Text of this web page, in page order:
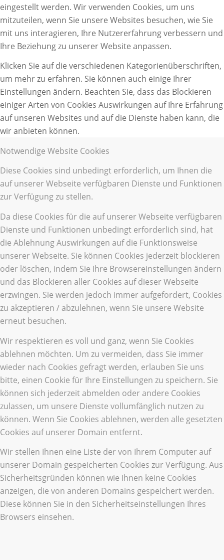
eingestellt werden. Wir verwenden Cookies, um uns
mitzuteilen, wenn Sie unsere Websites besuchen, wie Sie
mit uns interagieren, Ihre Nutzererfahrung verbessern und
Ihre Beziehung zu unserer Website anpassen.
Klicken Sie auf die verschiedenen Kategorienüberschriften,
um mehr zu erfahren. Sie können auch einige Ihrer
Einstellungen ändern. Beachten Sie, dass das Blockieren
einiger Arten von Cookies Auswirkungen auf Ihre Erfahrung
auf unseren Websites und auf die Dienste haben kann, die
wir anbieten können.
Notwendige Website Cookies
Diese Cookies sind unbedingt erforderlich, um Ihnen die
auf unserer Webseite verfügbaren Dienste und Funktionen
zur Verfügung zu stellen.
Da diese Cookies für die auf unserer Webseite verfügbaren
Dienste und Funktionen unbedingt erforderlich sind, hat
die Ablehnung Auswirkungen auf die Funktionsweise
unserer Webseite. Sie können Cookies jederzeit blockieren
oder löschen, indem Sie Ihre Browsereinstellungen ändern
und das Blockieren aller Cookies auf dieser Webseite
erzwingen. Sie werden jedoch immer aufgefordert, Cookies
zu akzeptieren / abzulehnen, wenn Sie unsere Website
erneut besuchen.
Wir respektieren es voll und ganz, wenn Sie Cookies
ablehnen möchten. Um zu vermeiden, dass Sie immer
wieder nach Cookies gefragt werden, erlauben Sie uns
bitte, einen Cookie für Ihre Einstellungen zu speichern. Sie
können sich jederzeit abmelden oder andere Cookies
zulassen, um unsere Dienste vollumfänglich nutzen zu
können. Wenn Sie Cookies ablehnen, werden alle gesetzten
Cookies auf unserer Domain entfernt.
Wir stellen Ihnen eine Liste der von Ihrem Computer auf
unserer Domain gespeicherten Cookies zur Verfügung. Aus
Sicherheitsgründen können wie Ihnen keine Cookies
anzeigen, die von anderen Domains gespeichert werden.
Diese können Sie in den Sicherheitseinstellungen Ihres
Browsers einsehen.